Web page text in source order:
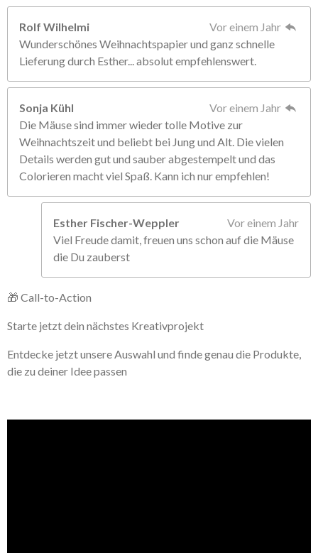
Rolf Wilhelmi
Vor einem Jahr
Wunderschönes Weihnachtspapier und ganz schnelle
Lieferung durch Esther... absolut empfehlenswert.
Sonja Kühl
Vor einem Jahr
Die Mäuse sind immer wieder tolle Motive zur
Weihnachtszeit und beliebt bei Jung und Alt. Die vielen
Details werden gut und sauber abgestempelt und das
Colorieren macht viel Spaß. Kann ich nur empfehlen!
Esther Fischer-Weppler
Vor einem Jahr
Viel Freude damit, freuen uns schon auf die Mäuse
die Du zauberst
🎁 Call-to-Action
Starte jetzt dein nächstes Kreativprojekt
Entdecke jetzt unsere Auswahl und finde genau die Produkte,
die zu deiner Idee passen